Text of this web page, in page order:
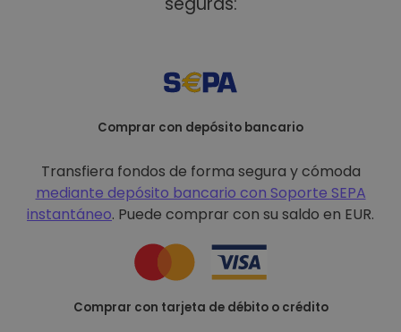
Comprar con depósito bancario
Transfiera fondos de forma segura y cómoda
mediante depósito bancario con Soporte SEPA
instantáneo. Puede comprar con su saldo en EUR.
Comprar con tarjeta de débito o crédito